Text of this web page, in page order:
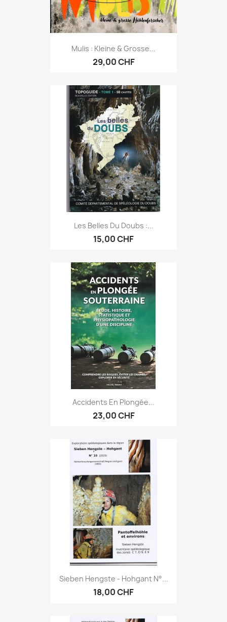
Mulis : Kleine & Grosse...
29,00 CHF
Les Belles Du Doubs :...
15,00 CHF
Accidents En Plongée...
23,00 CHF
Sieben Hengste - Hohgant N°...
18,00 CHF